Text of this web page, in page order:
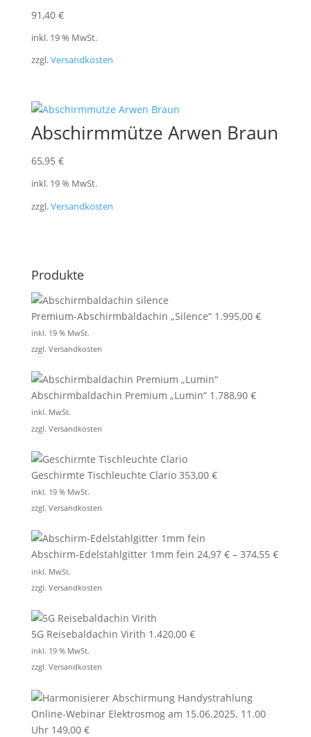
91,40 €
inkl. 19 % MwSt.
zzgl.Versandkosten
Abschirmmütze Arwen Braun
65,95 €
inkl. 19 % MwSt.
zzgl.Versandkosten
Produkte
Premium-Abschirmbaldachin „Silence“ 1.995,00 €
inkl. 19 % MwSt.
zzgl. Versandkosten
Abschirmbaldachin Premium „Lumin“ 1.788,90 €
inkl. MwSt.
zzgl. Versandkosten
Geschirmte Tischleuchte Clario 353,00 €
inkl. 19 % MwSt.
zzgl. Versandkosten
Abschirm-Edelstahlgitter 1mm fein 24,97 €– 374,55 €
inkl. MwSt.
zzgl. Versandkosten
5G Reisebaldachin Virith 1.420,00 €
inkl. 19 % MwSt.
zzgl. Versandkosten
Online-Webinar Elektrosmog am 15.06.2025. 11.00
Uhr 149,00 €